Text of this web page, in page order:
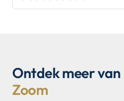
Ontdek meer van
Zoom